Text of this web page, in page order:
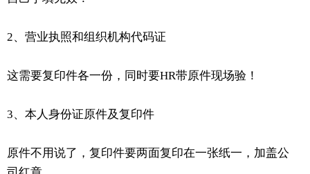
2、营业执照和组织机构代码证
这需要复印件各一份，同时要HR带原件现场验！
3、本人身份证原件及复印件
原件不用说了，复印件要两面复印在一张纸一，加盖公